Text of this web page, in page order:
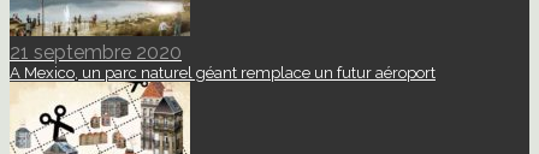
21 septembre 2020
A Mexico, un parc naturel géant remplace un futur aéroport